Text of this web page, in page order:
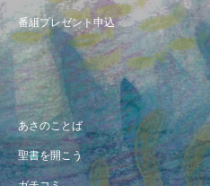
番組プレゼント申込
あさのことば
聖書を開こう